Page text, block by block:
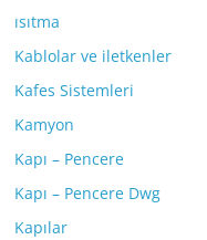
ısıtma
Kablolar ve iletkenler
Kafes Sistemleri
Kamyon
Kapı – Pencere
Kapı – Pencere Dwg
Kapılar